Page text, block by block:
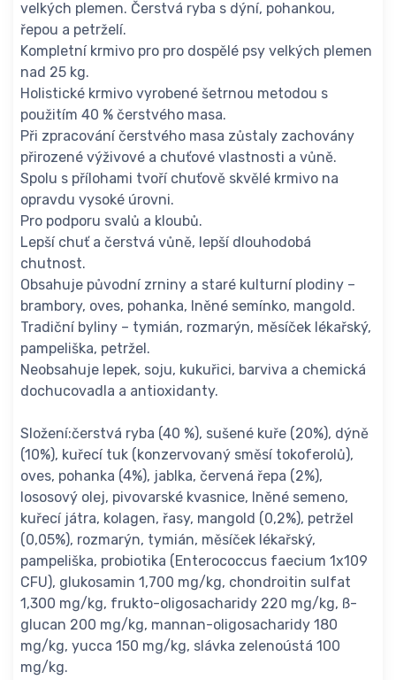
velkých plemen. Čerstvá ryba s dýní, pohankou,
řepou a petrželí.
Kompletní krmivo pro pro dospělé psy velkých plemen
nad 25 kg.
Holistické krmivo vyrobené šetrnou metodou s
použitím 40 % čerstvého masa.
Při zpracování čerstvého masa zůstaly zachovány
přirozené výživové a chuťové vlastnosti a vůně.
Spolu s přílohami tvoří chuťově skvělé krmivo na
opravdu vysoké úrovni.
Pro podporu svalů a kloubů.
Lepší chuť a čerstvá vůně, lepší dlouhodobá
chutnost.
Obsahuje původní zrniny a staré kulturní plodiny –
brambory, oves, pohanka, lněné semínko, mangold.
Tradiční byliny – tymián, rozmarýn, měsíček lékařský,
pampeliška, petržel.
Neobsahuje lepek, soju, kukuřici, barviva a chemická
dochucovadla a antioxidanty.
Složení:čerstvá ryba (40 %), sušené kuře (20%), dýně
(10%), kuřecí tuk (konzervovaný směsí tokoferolů),
oves, pohanka (4%), jablka, červená řepa (2%),
lososový olej, pivovarské kvasnice, lněné semeno,
kuřecí játra, kolagen, řasy, mangold (0,2%), petržel
(0,05%), rozmarýn, tymián, měsíček lékařský,
pampeliška, probiotika (Enterococcus faecium 1x109
CFU), glukosamin 1,700 mg/kg, chondroitin sulfat
1,300 mg/kg, frukto-oligosacharidy 220 mg/kg, ß-
glucan 200 mg/kg, mannan-oligosacharidy 180
mg/kg, yucca 150 mg/kg, slávka zelenoústá 100
mg/kg.